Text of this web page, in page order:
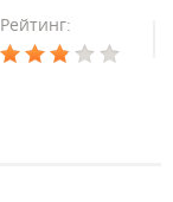
Рейтинг: